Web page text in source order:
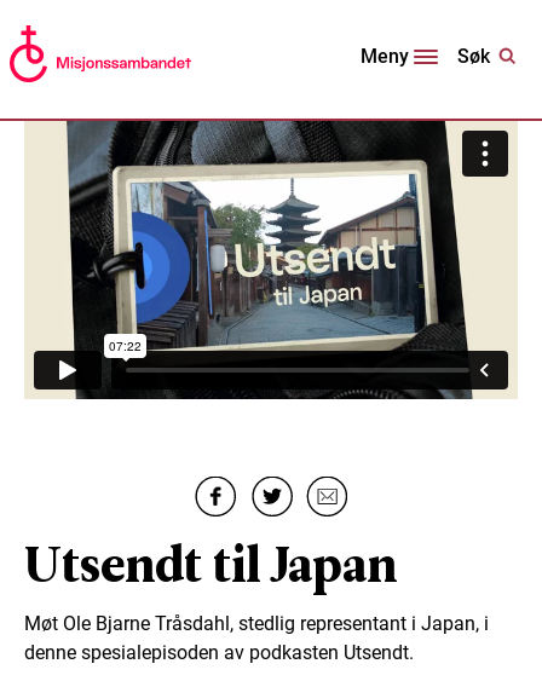
Meny Søk
Utsendt til Japan
Møt Ole Bjarne Tråsdahl, stedlig representant i Japan, i
denne spesialepisoden av podkasten Utsendt.